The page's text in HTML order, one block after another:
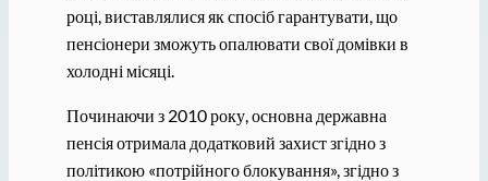
році, виставлялися як спосіб гарантувати, що
пенсіонери зможуть опалювати свої домівки в
холодні місяці.
Починаючи з 2010 року, основна державна
пенсія отримала додатковий захист згідно з
політикою «потрійного блокування», згідно з